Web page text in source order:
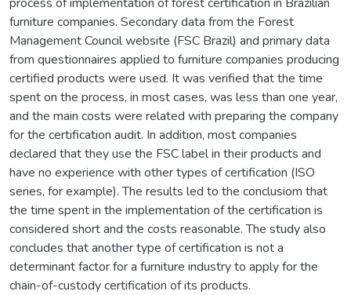
furniture companies. Secondary data from the Forest
Management Council website (FSC Brazil) and primary data
from questionnaires applied to furniture companies producing
certified products were used. It was verified that the time
spent on the process, in most cases, was less than one year,
and the main costs were related with preparing the company
for the certification audit. In addition, most companies
declared that they use the FSC label in their products and
have no experience with other types of certification (ISO
series, for example). The results led to the conclusiom that
the time spent in the implementation of the certification is
considered short and the costs reasonable. The study also
concludes that another type of certification is not a
determinant factor for a furniture industry to apply for the
chain-of-custody certification of its products.